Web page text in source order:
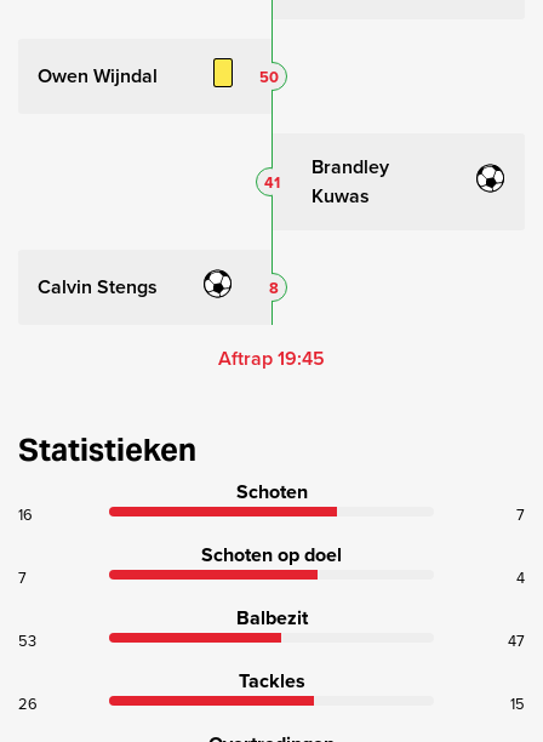
Owen Wijndal 50
Brandley
Kuwas
41
Calvin Stengs 8
Aftrap 19:45
Statistieken
Schoten
16 7
Schoten op doel
7 4
Balbezit
53 47
Tackles
26 15